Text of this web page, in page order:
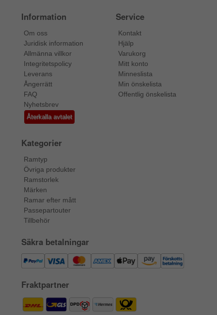
Information
Om oss
Juridisk information
Allmänna villkor
Integritetspolicy
Leverans
Ångerrätt
FAQ
Nyhetsbrev
Återkalla avtalet
Service
Kontakt
Hjälp
Varukorg
Mitt konto
Minneslista
Min önskelista
Offentlig önskelista
Kategorier
Ramtyp
Övriga produkter
Ramstorlek
Märken
Ramar efter mått
Passepartouter
Tillbehör
Säkra betalningar
Fraktpartner